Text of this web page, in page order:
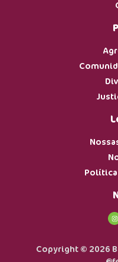
Política
Copyright © 2026